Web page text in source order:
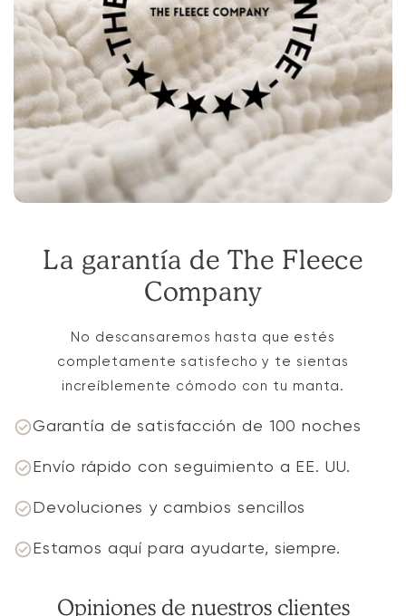
La garantía de The Fleece
Company
No descansaremos hasta que estés
completamente satisfecho y te sientas
increíblemente cómodo con tu manta.
Garantía de satisfacción de 100 noches
Envío rápido con seguimiento a EE. UU.
Devoluciones y cambios sencillos
Estamos aquí para ayudarte, siempre.
Opiniones de nuestros clientes